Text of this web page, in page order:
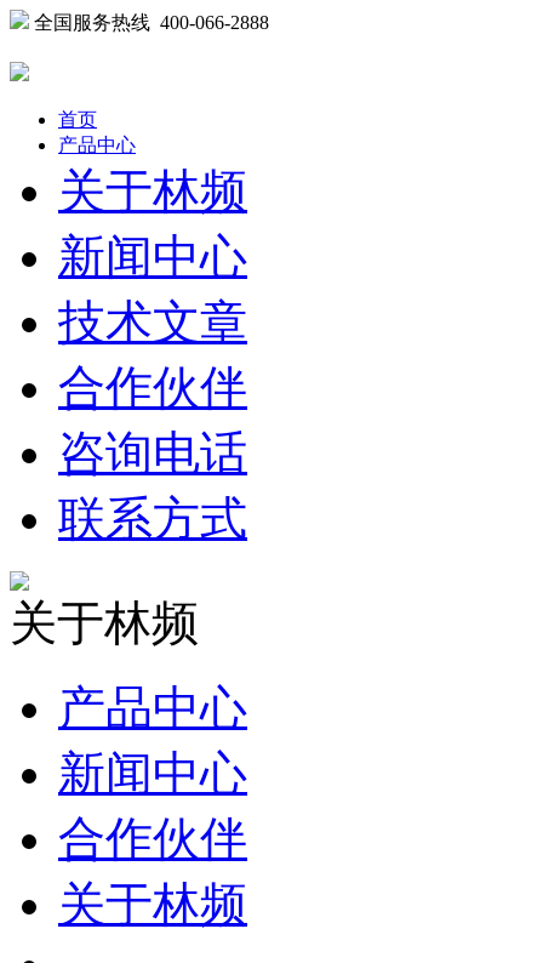
全国服务热线 400-066-2888
首页
产品中心
关于林频
新闻中心
技术文章
合作伙伴
咨询电话
联系方式
关于林频
产品中心
新闻中心
合作伙伴
关于林频